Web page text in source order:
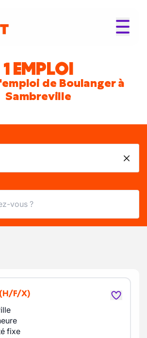
1 EMPLOI
de Boulanger à
Sambreville
(H/F/X)
fixe